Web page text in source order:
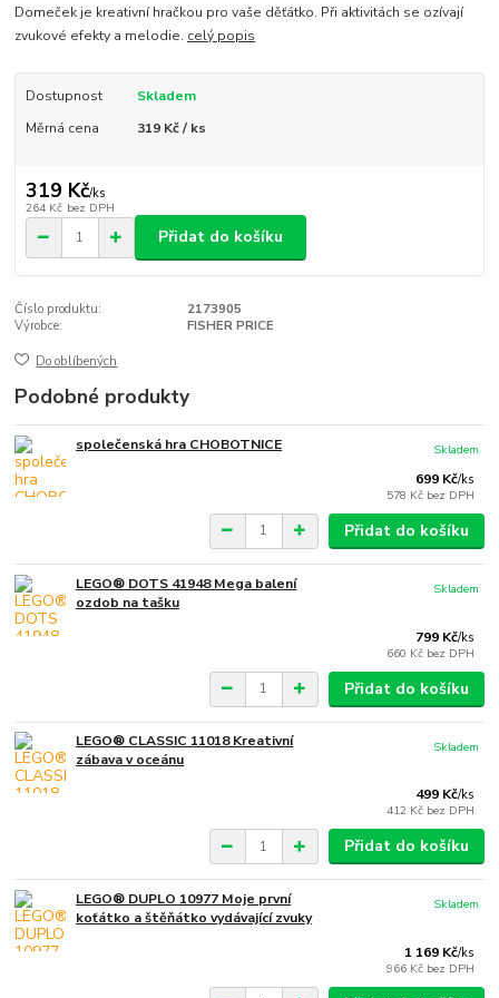
Domeček je kreativní hračkou pro vaše děťátko. Při aktivitách se ozívají
zvukové efekty a melodie. celý popis
Dostupnost
Skladem
Měrná cena
319 Kč / ks
319 Kč/ks
264 Kč bez DPH
Přidat do košíku
Číslo produktu:
2173905
Výrobce:
FISHER PRICE
Do oblíbených
Podobné produkty
společenská hra CHOBOTNICE
699 Kč/ks
578 Kč bez DPH
Skladem
Přidat do košíku
LEGO® DOTS 41948 Mega balení
ozdob na tašku
799 Kč/ks
660 Kč bez DPH
Skladem
Přidat do košíku
LEGO® CLASSIC 11018 Kreativní
zábava v oceánu
499 Kč/ks
412 Kč bez DPH
Skladem
Přidat do košíku
LEGO® DUPLO 10977 Moje první
koťátko a štěňátko vydávající zvuky
1 169 Kč/ks
966 Kč bez DPH
Skladem